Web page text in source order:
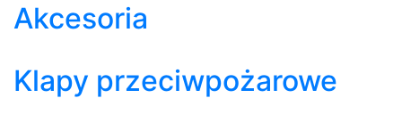
Akcesoria
Klapy przeciwpożarowe